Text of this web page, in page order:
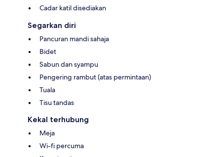
Cadar katil disediakan
Segarkan diri
Pancuran mandi sahaja
Bidet
Sabun dan syampu
Pengering rambut (atas permintaan)
Tuala
Tisu tandas
Kekal terhubung
Meja
Wi-fi percuma